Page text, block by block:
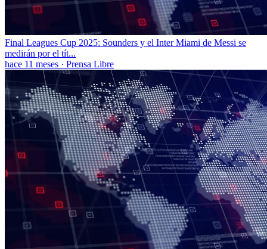
Final Leagues Cup 2025: Sounders y el Inter Miami de Messi se
medirán por el tít...
hace 11 meses · Prensa Libre